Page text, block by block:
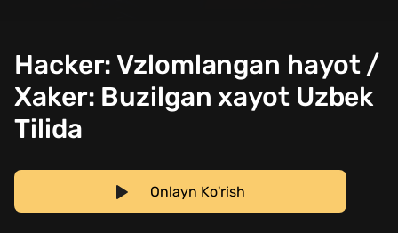
Hacker: Vzlomlangan hayot /
Xaker: Buzilgan xayot Uzbek
Tilida
Onlayn Ko'rish